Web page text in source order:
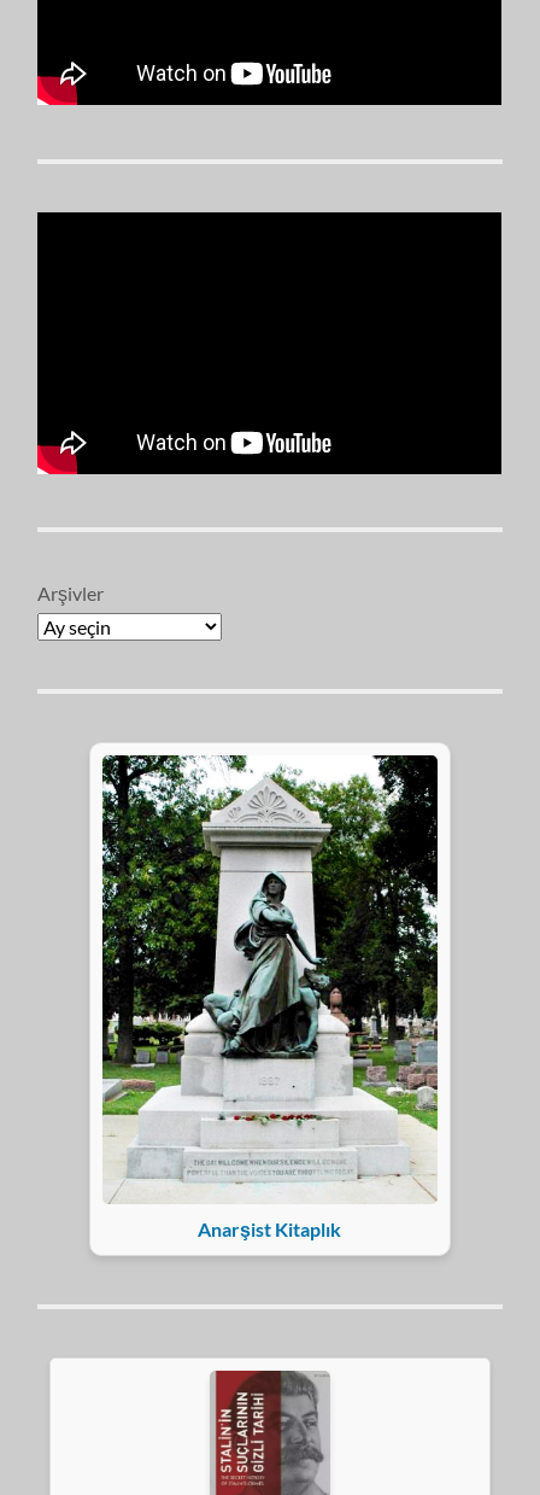
Arşivler
Anarşist Kitaplık